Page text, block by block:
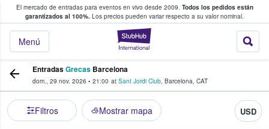
El mercado de entradas para eventos en vivo desde 2009. Todos los pedidos están
garantizados al 100%. Los precios pueden variar respecto a su valor nominal.
StubHub:
Menú
y venta de entradas entre fans
EntradasGrecas Barcelona
dom., 29 nov. 2026 • 21:00 at Sant Jordi Club, Barcelona, CAT
Filtros Mostrar mapa USD